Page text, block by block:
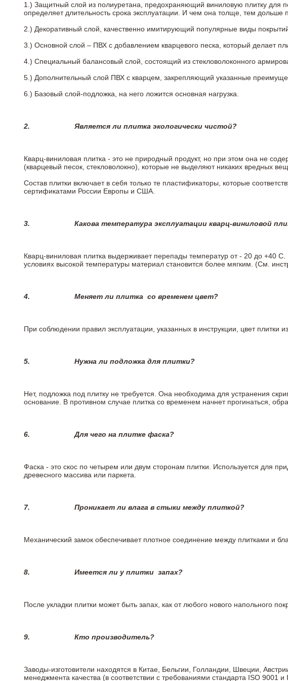
1.) Защитный слой из полиуретана, предохраняющий виниловую плитку для
определяет длительность срока эксплуатации. И чем она толще, тем дольше
2.) Декоративный слой, качественно имитирующий популярные виды
3.) Основной слой – ПВХ с добавлением кварцевого песка, который делает
4.) Специальный балансовый слой, состоящий из стекловолоконного
5.) Дополнительный слой ПВХ с кварцем, закрепляющий указанные
6.) Базовый слой-подложка, на него ложится основная нагрузка.
2. Является ли плитка экологически чистой?
Кварц-виниловая плитка - это не природный продукт, но при этом она не
(кварцевый песок, стекловолокно), которые не выделяют никаких вредных
Состав плитки включает в себя только те пластификаторы, которые
сертификатами России Европы и США.
3. Какова температура эксплуатации кварц-виниловой
Кварц-виниловая плитка выдерживает перепады температур от - 20 до +40
условиях высокой температуры материал становится более мягким. (См.
4. Меняет ли плитка со временем цвет?
При соблюдении правил эксплуатации, указанных в инструкции, цвет плитки
5. Нужна ли подложка для плитки?
Нет, подложка под плитку не требуется. Она необходима для устранения
основание. В противном случае плитка со временем начнет прогинаться,
6.Для чего на плитке фаска?
Фаска - это скос по четырем или двум сторонам плитки. Используется для
древесного массива или паркета.
7. Проникает ли влага в стыки между плиткой?
Механический замок обеспечивает плотное соединение между плитками и
8. Имеется ли у плитки запах?
После укладки плитки может быть запах, как от любого нового
9. Кто производитель?
Заводы-изготовители находятся в Китае, Бельгии, Голландии, Швеции,
менеджмента качества (в соответствии с требованиями стандарта ISO 9001 и